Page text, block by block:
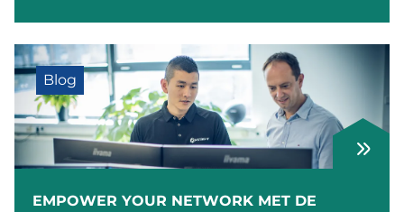
Blog
EMPOWER YOUR NETWORK MET DE